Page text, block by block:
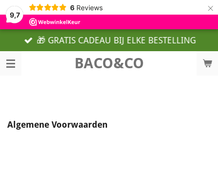
9,7
6 Reviews ×
BACO&CO
🎁 GRATIS CADEAU BIJ ELKE BESTELLING
Algemene Voorwaarden